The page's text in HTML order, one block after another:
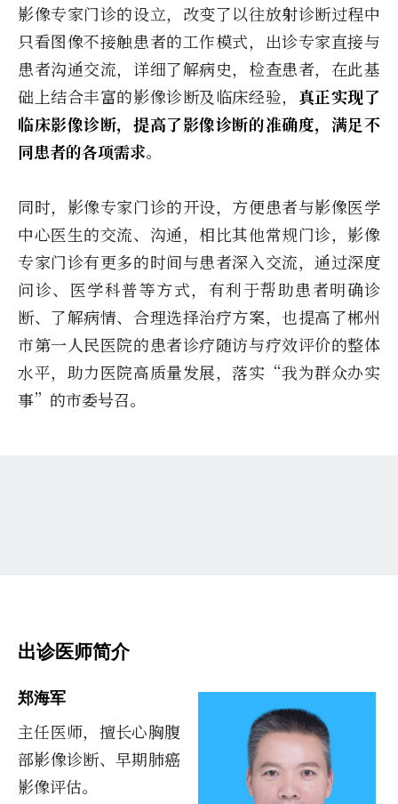
影像专家门诊的设立，改变了以往放射诊断过程中
只看图像不接触患者的工作模式，出诊专家直接与
患者沟通交流，详细了解病史，检查患者，在此基
础上结合丰富的影像诊断及临床经验， 真正实现了
临床影像诊断，提高了影像诊断的准确度，满足不
同患者的各项需求。
同时，影像专家门诊的开设，方便患者与影像医学
中心医生的交流、沟通，相比其他常规门诊，影像
专家门诊有更多的时间与患者深入交流，通过深度
问诊、医学科普等方式，有利于帮助患者明确诊
断、了解病情、合理选择治疗方案，也提高了郴州
市第一人民医院的患者诊疗随访与疗效评价的整体
水平，助力医院高质量发展，落实“我为群众办实
事”的市委号召。
出诊医师简介
郑海军
主任医师，擅长心胸腹
部影像诊断、早期肺癌
影像评估。